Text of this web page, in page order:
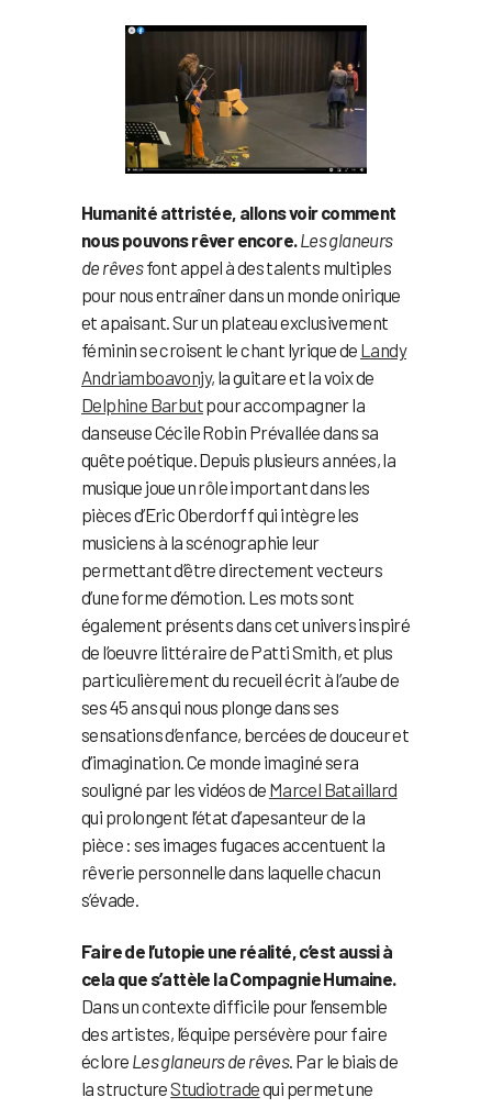
Humanité attristée, allons voir comment
nous pouvons rêver encore.Les glaneurs
de rêvesfont appel à des talents multiples
pour nous entraîner dans un monde onirique
et apaisant. Sur un plateau exclusivement
féminin se croisent le chant lyrique de Landy
Andriamboavonjy, la guitare et la voix de
Delphine Barbutpour accompagner la
danseuse Cécile Robin Prévallée dans sa
quête poétique. Depuis plusieurs années, la
musique joue un rôle important dans les
pièces d’Eric Oberdorff qui intègre les
musiciens à la scénographie leur
permettant d’être directement vecteurs
d’une forme d’émotion. Les mots sont
également présents dans cet univers inspiré
de l’oeuvre littéraire de Patti Smith, et plus
particulièrement du recueil écrit à l’aube de
ses 45 ans qui nous plonge dans ses
sensations d’enfance, bercées de douceur et
d’imagination. Ce monde imaginé sera
souligné par les vidéos de Marcel Bataillard
qui prolongent l’état d’apesanteur de la
pièce : ses images fugaces accentuent la
rêverie personnelle dans laquelle chacun
s’évade.
Faire de l’utopie une réalité, c’est aussi à
cela que s’attèle la Compagnie Humaine.
Dans un contexte difficile pour l’ensemble
des artistes, l’équipe persévère pour faire
éclore Les glaneurs de rêves. Par le biais de
la structureStudiotradequi permet une